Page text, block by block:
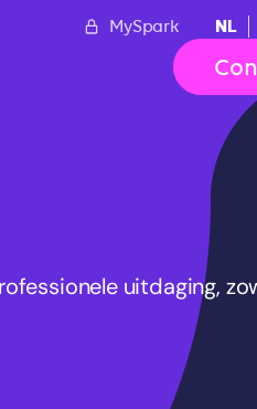
MySpark NL
uitdaging,